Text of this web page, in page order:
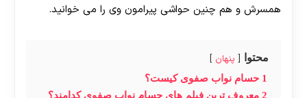
همسرش و هم چنین حواشی پیرامون وی را می خوانید.
محتوا پنهان
1 حسام نواب صفوی کیست؟
2 معروف ترین فیلم های حسام نواب صفوی کدامند؟